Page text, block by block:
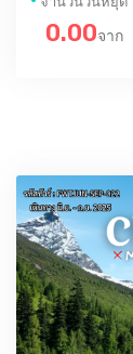
0.00จาก